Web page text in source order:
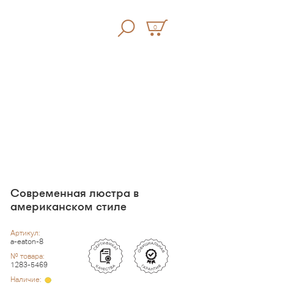
0
Современная люстра в
американском стиле
Артикул:
a-eaton-8
№ товара:
1283-5469
Наличие: